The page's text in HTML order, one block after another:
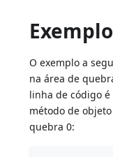
O exemplo a
na área de
linha de código
método de
quebra 0: